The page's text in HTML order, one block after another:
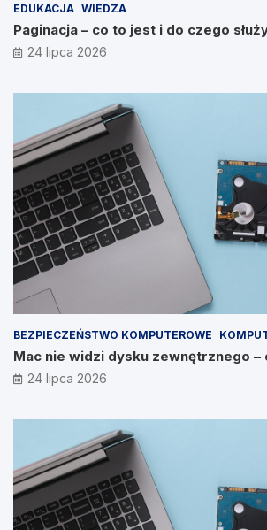
EDUKACJA WIEDZA
Paginacja – co to jest i do czego
24 lipca 2026
BEZPIECZEŃSTWO KOMPUTEROWE
Mac nie widzi dysku zewnętrznego –
24 lipca 2026